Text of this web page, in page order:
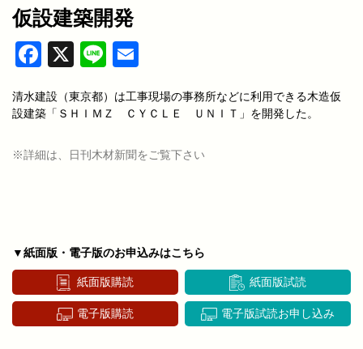
仮設建築開発
Facebook
X Line
清水建設（東京都）は工事現場の事務所などに利用できる木造仮
設建築「ＳＨＩＭＺ ＣＹＣＬＥ ＵＮＩＴ」を開発した。
※詳細は、日刊木材新聞をご覧下さい
▼紙面版・電子版のお申込みはこちら
紙面版購読 紙面版試読
電子版購読 電子版試読お申し込み